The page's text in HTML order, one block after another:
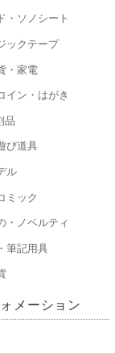
・ソノシート
ックテープ
・家電
イン・はがき
品
び道具
ル
ミック
・ノベルティ
筆記用具
メーション